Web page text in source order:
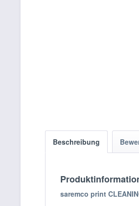
Beschreibung
saremco print